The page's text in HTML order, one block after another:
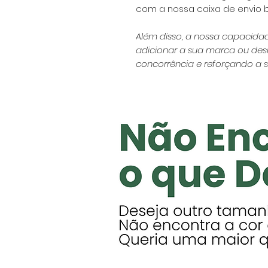
com a nossa caixa de envio
Além disso, a nossa
adicionar a sua marca ou
concorrência e reforçando a